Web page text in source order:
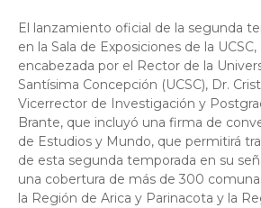
El lanzamiento oficial de la segunda
en la Sala de Exposiciones de la
encabezada por el Rector de la
Santísima Concepción (UCSC), Dr.
Vicerrector de Investigación y
Brante, que incluyó una firma de
de Estudios y Mundo, que permitirá
de esta segunda temporada en su
una cobertura de más de 300
la Región de Arica y Parinacota y la